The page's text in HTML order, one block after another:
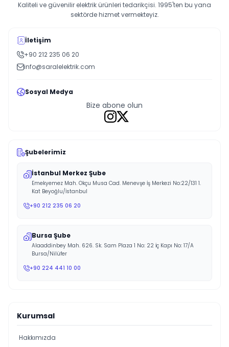
Kaliteli ve güvenilir elektrik ürünleri tedarikçisi. 1995'ten bu yana
sektörde hizmet vermekteyiz.
İletişim
+90 212 235 06 20
info@saralelektrik.com
Sosyal Medya
Bize abone olun
Şubelerimiz
İstanbul Merkez Şube
Emekyemez Mah. Okçu Musa Cad. Menevşe İş Merkezi No:22/131 1.
Kat Beyoğlu/İstanbul
+90 212 235 06 20
Bursa Şube
Alaaddinbey Mah. 626. Sk. Sam Plaza 1 No: 22 İç Kapı No: 17/A
Bursa/Nilüfer
+90 224 441 10 00
Kurumsal
Hakkımızda